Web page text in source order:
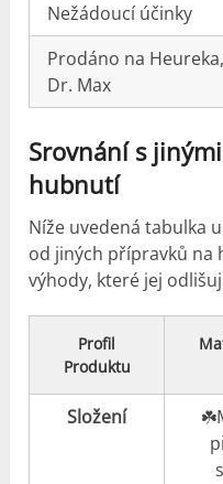
Nežádoucí účinky
Prodáno na Heureka,
Dr. Max
Srovnání s
hubnutí
Níže uvedená tabulka
od jiných přípravků na
výhody, které jej
Profil
Produktu
Složení